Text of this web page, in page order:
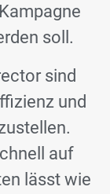
soll.
sind
und
auf
lässt wie